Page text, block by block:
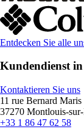
Entdecken Sie alle
Kundendienst
Kontaktieren Sie uns
11 rue Bernard Maris
37270 Montlouis-
+33 1 86 47 62 58